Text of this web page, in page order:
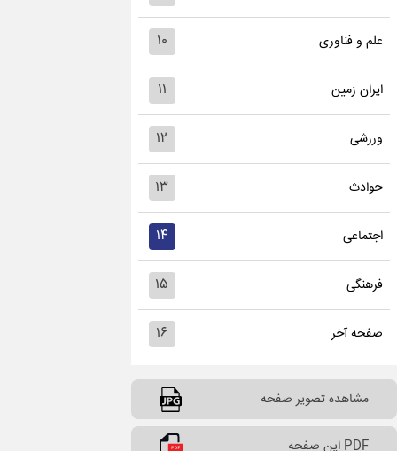
علم و فناوری ۱۰
ایران زمین ۱۱
ورزشی ۱۲
حوادث ۱۳
اجتماعی ۱۴
فرهنگی ۱۵
صفحه آخر ۱۶
مشاهده تصویر صفحه
PDF این صفحه